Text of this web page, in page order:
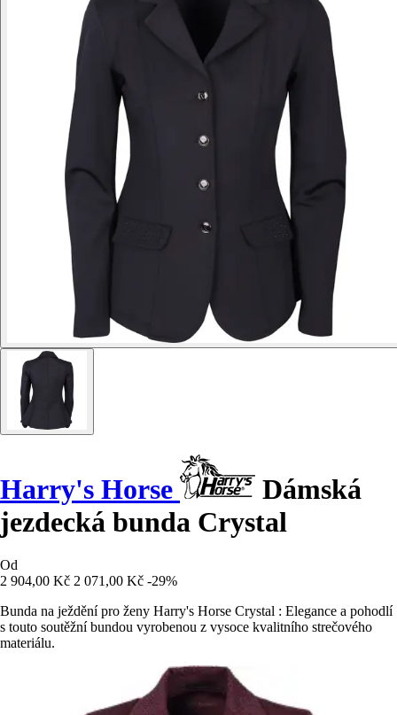
Harry's Horse
Dámská
jezdecká bunda Crystal
Od
2 904,00 Kč 2 071,00 Kč -29%
Bunda na ježdění pro ženy Harry's Horse Crystal : Elegance a pohodlí
s touto soutěžní bundou vyrobenou z vysoce kvalitního strečového
materiálu.